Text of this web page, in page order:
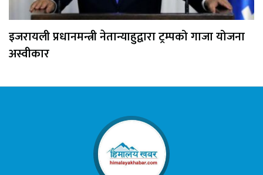
इजरायली प्रधानमन्त्री नेतान्याहुद्वारा ट्रम्पको गाजा योजना
अस्वीकार